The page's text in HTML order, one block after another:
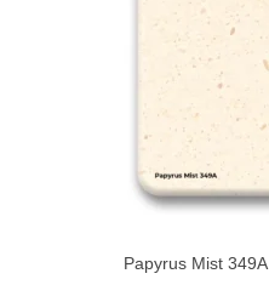
Papyrus Mist 349A